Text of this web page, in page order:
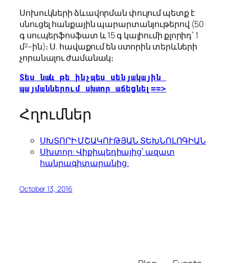
Սոխուկների ձևավորման փուլում պետք է
սնուցել հանքային պարարտանյութերով (50
գ սուպերֆոսֆատ և 15 գ կալիումի քլորիդ՝ 1
մ²–ին)։ Ս. հավաքում են ստորին տերևների
չորանալու ժամանակ։
Տես նաև թե ինչպես սենյակային
պայմաններում սխտոր աճեցնել==>
Հղումներ
ՍԽՏՈՐԻ ՄՇԱԿՈՒԹՅԱՆ ՏԵԽՆՈԼՈԳԻԱՆ
Սխտոր: Վիքիպեդիայից՝ ազատ
հանրագիտարանից:
October 13, 2016